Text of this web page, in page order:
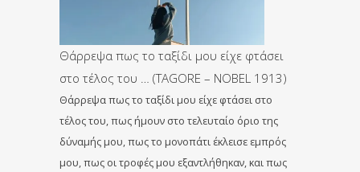
Θάρρεψα πως το ταξίδι μου είχε φτάσει
στο τέλος του … (TAGORE – NOBEL 1913)
Θάρρεψα πως το ταξίδι μου είχε φτάσει στο
τέλος του, πως ήμουν στο τελευταίο όριο της
δύναμής μου, πως το μονοπάτι έκλεισε εμπρός
μου, πως οι τροφές μου εξαντλήθηκαν, και πως